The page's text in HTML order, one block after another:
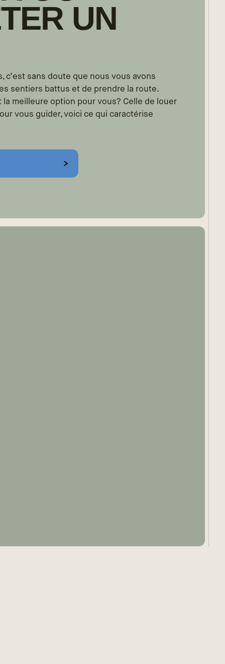
UN
c’est sans doute que nous vous avons
sentiers battus et de prendre la route.
meilleure option pour vous? Celle de louer
vous guider, voici ce qui caractérise